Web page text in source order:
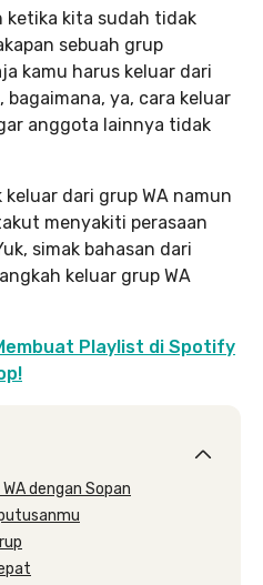
ketika kita sudah tidak
sebuah grup
kamu harus keluar dari
ya, cara keluar
anggota lainnya tidak
dari grup WA namun
menyakiti perasaan
simak bahasan dari
keluar grup WA
Playlist di Spotify
dengan Sopan